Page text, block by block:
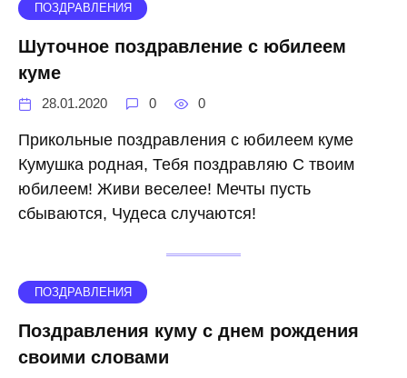
ПОЗДРАВЛЕНИЯ
Шуточное поздравление с юбилеем
куме
28.01.2020 0 0
Прикольные поздравления с юбилеем куме
Кумушка родная, Тебя поздравляю С твоим
юбилеем! Живи веселее! Мечты пусть
сбываются, Чудеса случаются!
ПОЗДРАВЛЕНИЯ
Поздравления куму с днем рождения
своими словами